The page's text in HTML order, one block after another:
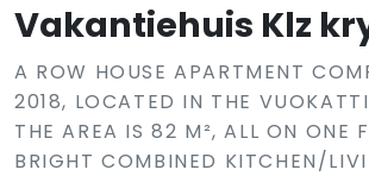
Vakantiehuis Klz
A ROW HOUSE APARTMENT
2018, LOCATED IN THE
THE AREA IS 82 M², ALL ON ONE
BRIGHT COMBINED KITCHEN/